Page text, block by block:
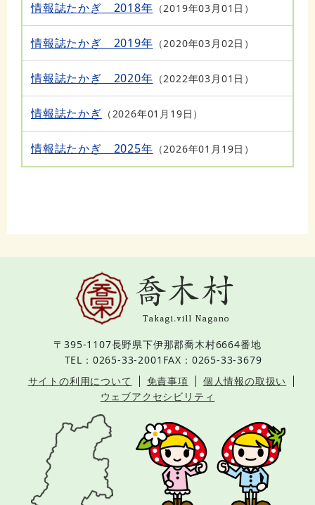
情報誌たかぎ 2018年 2019年03月01日
情報誌たかぎ 2019年 2020年03月02日
情報誌たかぎ 2020年 2022年03月01日
情報誌たかぎ 2026年01月19日
情報誌たかぎ 2025年 2026年01月19日
〒395-1107長野県下伊那郡喬木村6664番地
TEL：0265-33-2001 FAX：0265-33-3679
サイトの利用について
免責事項
個人情報の取扱い
ウェブアクセシビリティ